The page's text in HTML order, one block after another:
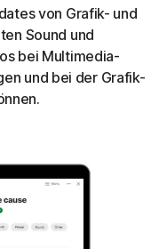
von Grafik- und
Sound und
bei Multimedia-
und bei der Grafik-